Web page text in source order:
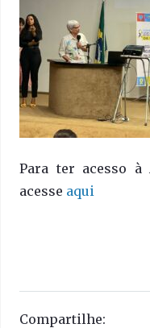
Para ter acesso à
acesse aqui
Compartilhe: